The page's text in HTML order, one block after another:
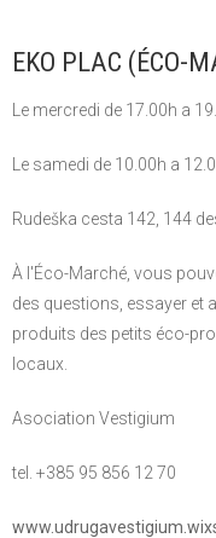
EKO PLAC (ÉCO-
Le mercredi de 17.00h a
Le samedi de 10.00h a
Rudeška cesta 142, 144
À l'Éco-Marché, vous
des questions, essayer et
produits des petits éco-
locaux.
Asociation Vestigium
tel. +385 95 856 12 70